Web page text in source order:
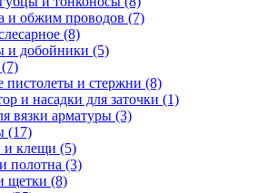
и обжим проводов (7)
(8)
и добойники (5)
(7)
пистолеты и стержни (8)
и насадки для заточки (1)
вязки арматуры (3)
(17)
и клещи (5)
полотна (3)
щетки (8)